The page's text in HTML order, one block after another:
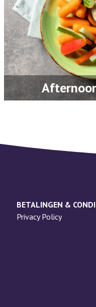
BETALINGEN &
Privacy Policy